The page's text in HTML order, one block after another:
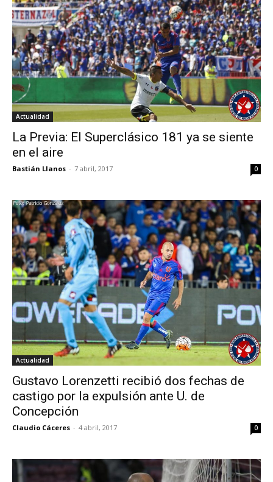
Actualidad
La Previa: El Superclásico 181 ya se siente
en el aire
Bastián Llanos - 7 abril, 2017 0
Actualidad
Gustavo Lorenzetti recibió dos fechas de
castigo por la expulsión ante U. de
Concepción
Claudio Cáceres - 4 abril, 2017 0